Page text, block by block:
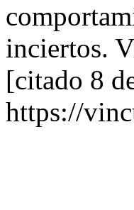
inciertos.
[citado 8
https://